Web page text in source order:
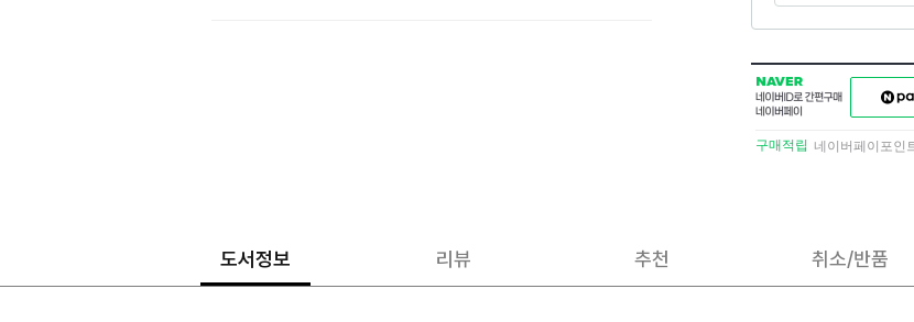
NAVER
네이버
ID로
간편구매
네이버페이
구매하기
구매적립 네이버페이포인트 최
도서정보 리뷰 추천 취소/반품